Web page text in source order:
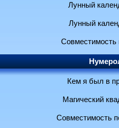
Лунный
Лунный
Кем я был в
Магический
Совместимость